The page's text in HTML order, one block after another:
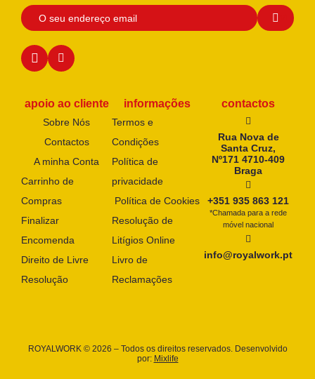
apoio ao cliente
Sobre Nós
Contactos
A minha Conta
Carrinho de
Compras
Finalizar
Encomenda
Direito de Livre
Resolução
informações
Termos e
Condições
Política de
privacidade
Política de Cookies
Resolução de
Litígios Online
Livro de
Reclamações
contactos
Rua Nova de
Santa Cruz,
Nº171 4710-409
Braga
+351 935 863 121
*Chamada para a rede
móvel nacional
info@royalwork.pt
ROYALWORK © 2026 – Todos os direitos reservados. Desenvolvido
por: Mixlife